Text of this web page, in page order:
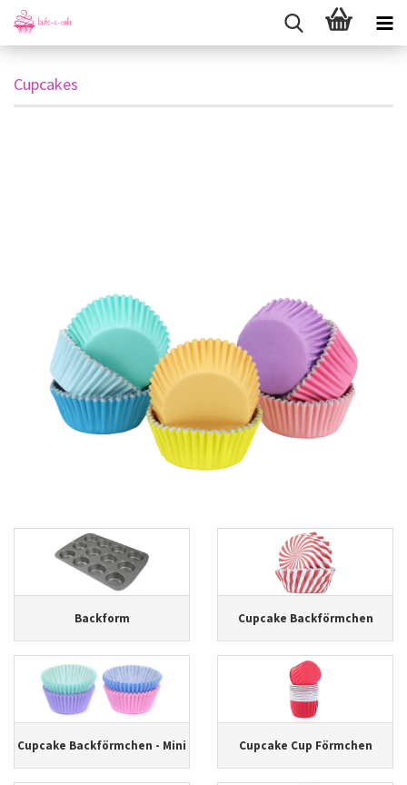
Cupcakes
Backform Cupcake Backförmchen
Cupcake Backförmchen - Mini Cupcake Cup Förmchen